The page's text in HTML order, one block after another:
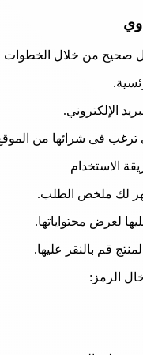
الإلكتروني.
ترغب فى شرائها من
الاستخدام
لك ملخص الطلب.
لعرض محتواياتها.
قم بالنقر عليها.
الرمز: